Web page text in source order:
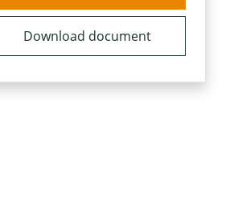
Download document